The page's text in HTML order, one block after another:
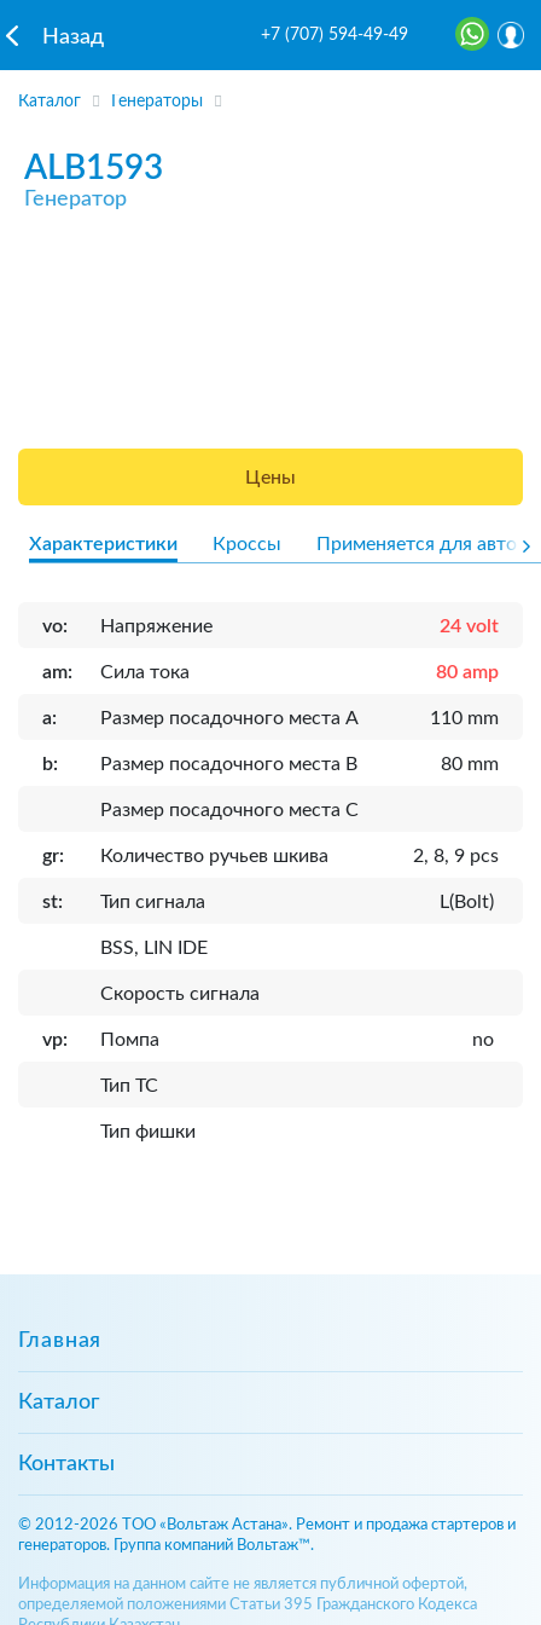
Назад +7 (707) 594-49-49
Каталог Генераторы
ALB1593
Генератор
Цены
Характеристики Кроссы Применяется для авто
vo: Напряжение 24 volt
am: Сила тока 80 amp
a: Размер посадочного места A 110 mm
b: Размер посадочного места B 80 mm
Размер посадочного места C
gr: Количество ручьев шкива 2, 8, 9 pcs
st: Тип сигнала L(Bolt)
BSS, LIN IDE
Скорость сигнала
vp: Помпа no
Тип ТС
Тип фишки
Главная
Каталог
Контакты
© 2012-2026 ТОО «Вольтаж Астана». Ремонт и продажа стартеров и
генераторов. Группа компаний Вольтаж™.
Информация на данном сайте не является публичной офертой,
определяемой положениями Статьи 395 Гражданского Кодекса